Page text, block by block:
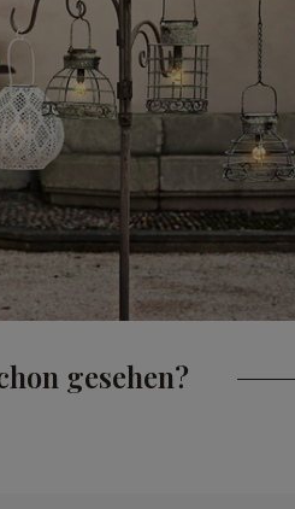
gesehen?